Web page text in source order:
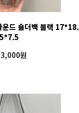
드 숄더백 블랙 17*18.
5*7.5
원